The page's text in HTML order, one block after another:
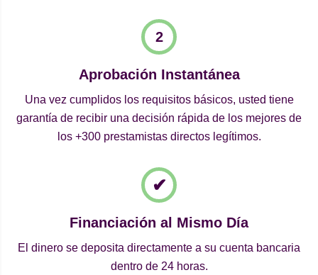
Aprobación Instantánea
Una vez cumplidos los requisitos básicos, usted tiene
garantía de recibir una decisión rápida de los mejores de
los +300 prestamistas directos legítimos.
Financiación al Mismo Día
El dinero se deposita directamente a su cuenta bancaria
dentro de 24 horas.